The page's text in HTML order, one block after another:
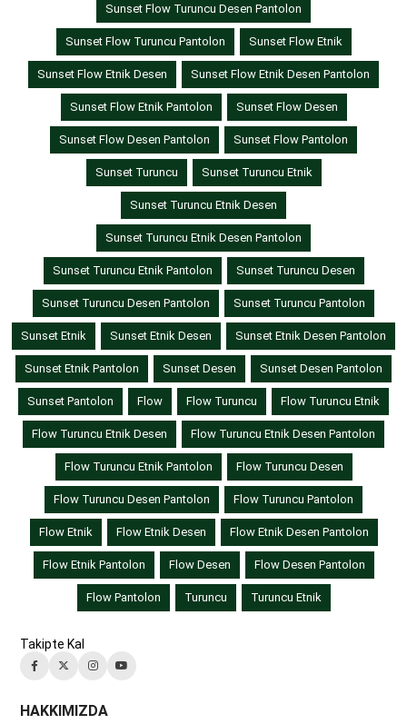
Sunset Flow Turuncu Desen Pantolon
Sunset Flow Turuncu Pantolon Sunset Flow Etnik
Sunset Flow Etnik Desen Sunset Flow Etnik Desen Pantolon
Sunset Flow Etnik Pantolon Sunset Flow Desen
Sunset Flow Desen Pantolon Sunset Flow Pantolon
Sunset Turuncu Sunset Turuncu Etnik
Sunset Turuncu Etnik Desen
Sunset Turuncu Etnik Desen Pantolon
Sunset Turuncu Etnik Pantolon Sunset Turuncu Desen
Sunset Turuncu Desen Pantolon Sunset Turuncu Pantolon
Sunset Etnik Sunset Etnik Desen Sunset Etnik Desen Pantolon
Sunset Etnik Pantolon Sunset Desen Sunset Desen Pantolon
Sunset Pantolon Flow Flow Turuncu Flow Turuncu Etnik
Flow Turuncu Etnik Desen Flow Turuncu Etnik Desen Pantolon
Flow Turuncu Etnik Pantolon Flow Turuncu Desen
Flow Turuncu Desen Pantolon Flow Turuncu Pantolon
Flow Etnik Flow Etnik Desen Flow Etnik Desen Pantolon
Flow Etnik Pantolon Flow Desen Flow Desen Pantolon
Flow Pantolon Turuncu Turuncu Etnik
Takipte Kal
HAKKIMIZDA